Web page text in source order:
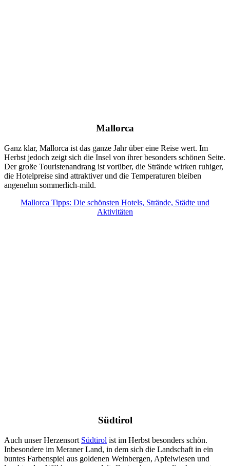
Mallorca
Ganz klar, Mallorca ist das ganze Jahr über eine Reise wert. Im
Herbst jedoch zeigt sich die Insel von ihrer besonders schönen Seite.
Der große Touristenandrang ist vorüber, die Strände wirken ruhiger,
die Hotelpreise sind attraktiver und die Temperaturen bleiben
angenehm sommerlich-mild.
Mallorca Tipps: Die schönsten Hotels, Strände, Städte und
Aktivitäten
Südtirol
Auch unser Herzensort Südtirol ist im Herbst besonders schön.
Inbesondere im Meraner Land, in dem sich die Landschaft in ein
buntes Farbenspiel aus goldenen Weinbergen, Apfelwiesen und